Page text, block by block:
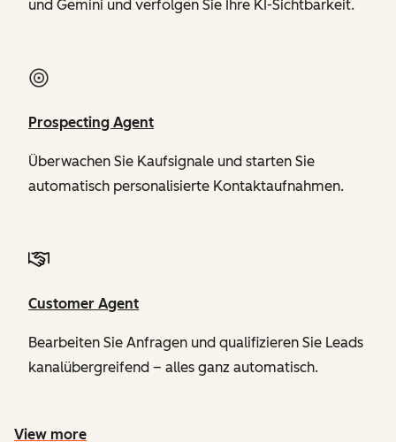
und Gemini und verfolgen Sie Ihre KI-Sichtbarkeit.
Prospecting Agent
Überwachen Sie Kaufsignale und starten Sie
automatisch personalisierte Kontaktaufnahmen.
Customer Agent
Bearbeiten Sie Anfragen und qualifizieren Sie Leads
kanalübergreifend – alles ganz automatisch.
View more